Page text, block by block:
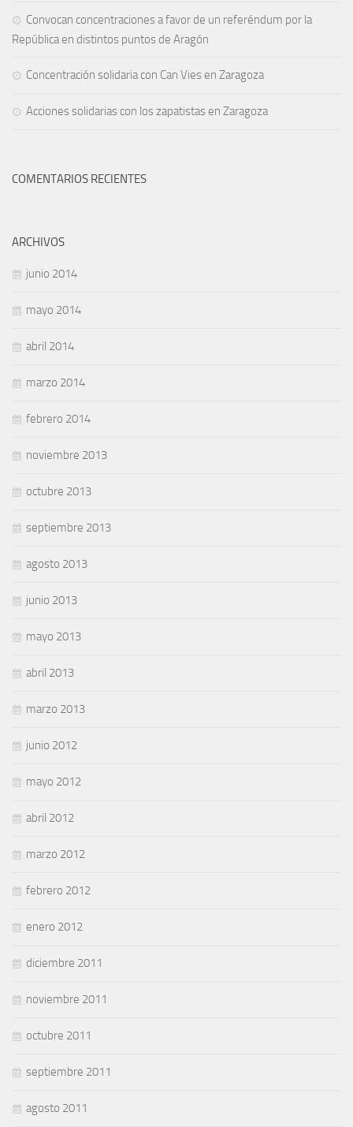
Convocan concentraciones a favor de un referéndum por la
República en distintos puntos de Aragón
Concentración solidaria con Can Vies en Zaragoza
Acciones solidarias con los zapatistas en Zaragoza
COMENTARIOS RECIENTES
ARCHIVOS
junio 2014
mayo 2014
abril 2014
marzo 2014
febrero 2014
noviembre 2013
octubre 2013
septiembre 2013
agosto 2013
junio 2013
mayo 2013
abril 2013
marzo 2013
junio 2012
mayo 2012
abril 2012
marzo 2012
febrero 2012
enero 2012
diciembre 2011
noviembre 2011
octubre 2011
septiembre 2011
agosto 2011